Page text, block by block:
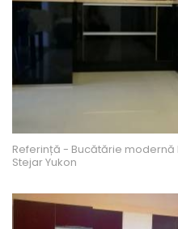
Referință - Bucătărie
Stejar Yukon